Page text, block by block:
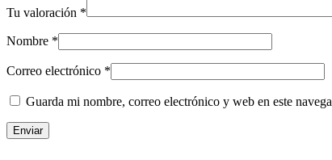
Tu valoración *
Nombre *
Correo electrónico *
Guarda mi nombre, correo electrónico y web en este